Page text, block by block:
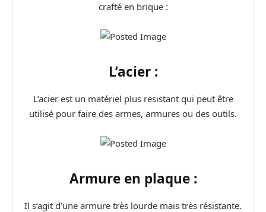
crafté en brique :
L’acier :
L’acier est un matériel plus resistant qui peut être
utilisé pour faire des armes, armures ou des outils.
Armure en plaque :
Il s’agit d’une armure très lourde mais très résistante.